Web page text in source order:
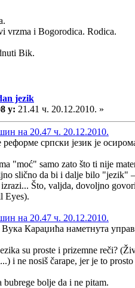
vrzma i Bogorodica. Rodica.
Bik.
jezik
у: 21.41 ч. 20.12.2010. »
на 20.47 ч. 20.12.2010.
српски језик је
"moć" samo zato što ti nije
slično da bi i dalje bilo
Što, valjda, dovoljno
).
на 20.47 ч. 20.12.2010.
Караџића наметнута
su proste i prizemne reči?
i ne nosiš čarape, jer je to
bubrege bolje da i ne pitam.